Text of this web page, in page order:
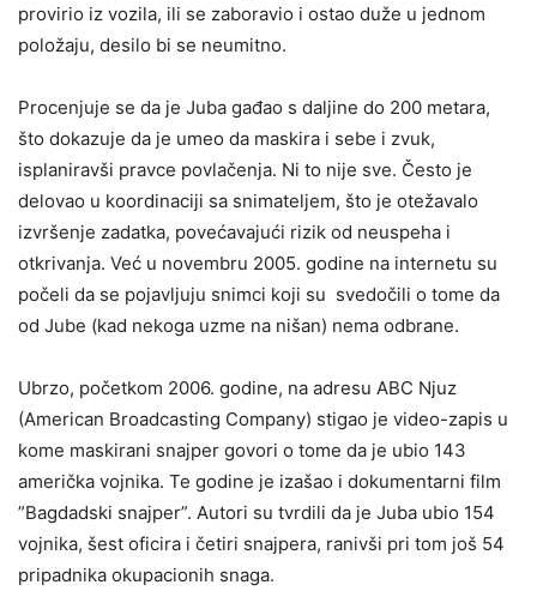
provirio iz vozila, ili se zaboravio i ostao duže u jednom
položaju, desilo bi se neumitno.
Procenjuje se da je Juba gađao s daljine do 200 metara,
što dokazuje da je umeo da maskira i sebe i zvuk,
isplaniravši pravce povlačenja. Ni to nije sve. Često je
delovao u koordinaciji sa snimateljem, što je otežavalo
izvršenje zadatka, povećavajući rizik od neuspeha i
otkrivanja. Već u novembru 2005. godine na internetu su
počeli da se pojavljuju snimci koji su svedočili o tome da
od Jube (kad nekoga uzme na nišan) nema odbrane.
Ubrzo, početkom 2006. godine, na adresu ABC Njuz
(American Broadcasting Company) stigao je video-zapis u
kome maskirani snajper govori o tome da je ubio 143
američka vojnika. Te godine je izašao i dokumentarni film
”Bagdadski snajper”. Autori su tvrdili da je Juba ubio 154
vojnika, šest oficira i četiri snajpera, ranivši pri tom još 54
pripadnika okupacionih snaga.